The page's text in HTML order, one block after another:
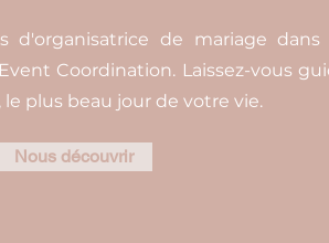
d'organisatrice de mariage dans
Coordination. Laissez-vous
plus beau jour de votre vie.
Nous découvrir